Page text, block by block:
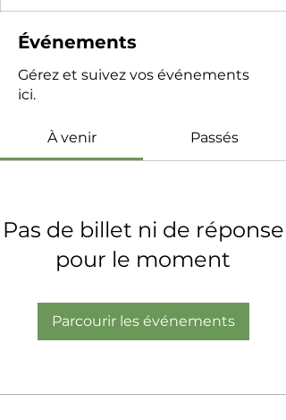
Événements
Gérez et suivez vos événements
ici.
À venir Passés
Pas de billet ni de réponse
pour le moment
Parcourir les événements